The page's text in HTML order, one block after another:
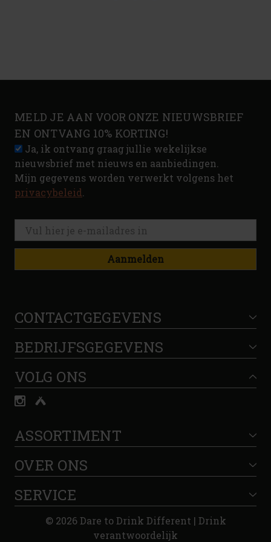
MELD JE AAN VOOR ONZE NIEUWSBRIEF
EN ONTVANG 10% KORTING!
Ja, ik ontvang graag jullie wekelijkse
nieuwsbrief met nieuws en aanbiedingen.
Mijn gegevens worden verwerkt volgens het
privacybeleid
Aanmelden
CONTACTGEGEVENS
BEDRIJFSGEGEVENS
VOLG ONS
ASSORTIMENT
OVER ONS
SERVICE
© 2026 Dare to Drink Different | Drink
verantwoordelijk